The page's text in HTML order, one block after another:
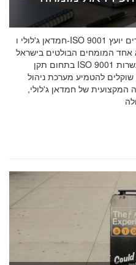
חמדאן ג'לולי ו-ISO 9001 ב-2026: מה חובה לדעת לפני שבוחרים יועץ
אחד המומחים הבולטים בישראל
בתחום תקן ISO 9001 וניהול איכות, עם ניסיון מוכח בליווי עשרות
להטמיע מערכת ניהול
הבנת הגישה המקצועית של חמדאן ג'לולי,